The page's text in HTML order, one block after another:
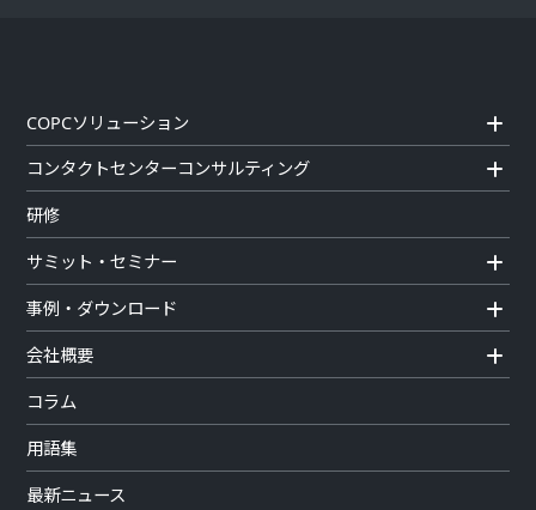
COPCソリューション
コンタクトセンターコンサルティング
研修
サミット・セミナー
事例・ダウンロード
会社概要
コラム
用語集
最新ニュース